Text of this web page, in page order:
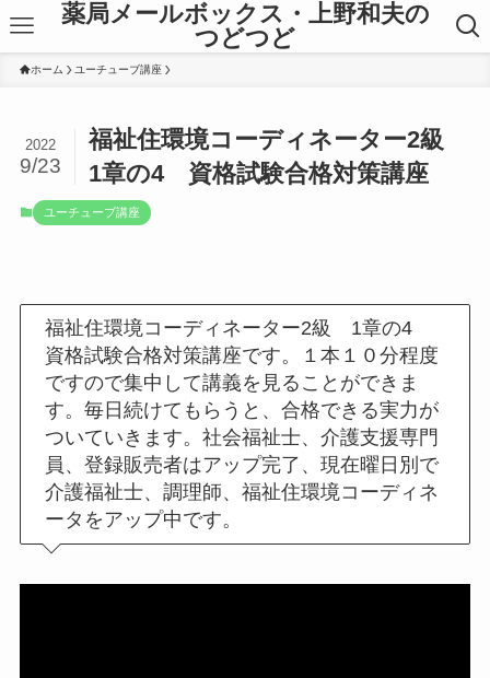
薬局メールボックス・上野和夫の
つどつど
ホーム ユーチューブ講座
福祉住環境コーディネーター2級
1章の4 資格試験合格対策講座
2022
9/23
ユーチューブ講座
福祉住環境コーディネーター2級 1章の4
資格試験合格対策講座です。１本１０分程度
ですので集中して講義を見ることができま
す。毎日続けてもらうと、合格できる実力が
ついていきます。社会福祉士、介護支援専門
員、登録販売者はアップ完了、現在曜日別で
介護福祉士、調理師、福祉住環境コーディネ
ータをアップ中です。